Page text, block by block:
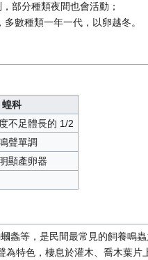
部分種類夜間也會活動；
數種類一年一代，以卵越冬。
蝗科
不足體長的 1/2
聲單調
顯產卵器
螽等，是民間最常見的飼養鳴蟲
特色，棲息於灌木、喬木葉片